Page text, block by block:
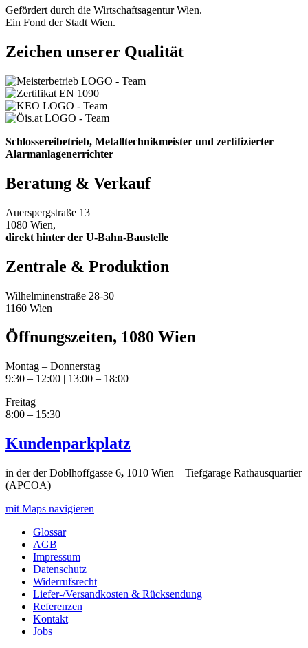
Gefördert durch die Wirtschaftsagentur Wien.
Ein Fond der Stadt Wien.
Zeichen unserer Qualität
Schlossereibetrieb, Metalltechnikmeister und zertifizierter
Alarmanlagenerrichter
Beratung & Verkauf
Auerspergstraße 13
1080 Wien,
direkt hinter der U-Bahn-Baustelle
Zentrale & Produktion
Wilhelminenstraße 28-30
1160 Wien
Öffnungszeiten, 1080 Wien
Montag – Donnerstag
9:30 – 12:00 | 13:00 – 18:00
Freitag
8:00 – 15:30
Kundenparkplatz
in der der Doblhoffgasse 6, 1010 Wien – Tiefgarage Rathausquartier
(APCOA)
mit Maps navigieren
Glossar
AGB
Impressum
Datenschutz
Widerrufsrecht
Liefer-/Versandkosten & Rücksendung
Referenzen
Kontakt
Jobs